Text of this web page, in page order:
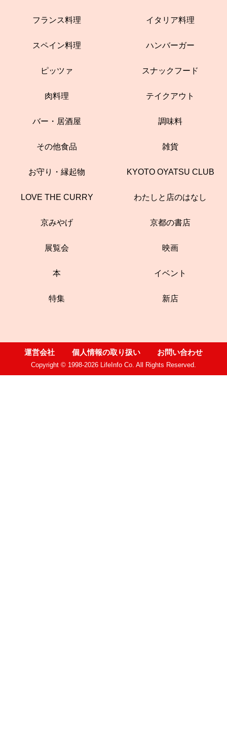
フランス料理 イタリア料理
スペイン料理 ハンバーガー
ピッツァ スナックフード
肉料理 テイクアウト
バー・居酒屋 調味料
その他食品 雑貨
お守り・縁起物 KYOTO OYATSU CLUB
LOVE THE CURRY わたしと店のはなし
京みやげ 京都の書店
展覧会 映画
本 イベント
特集 新店
運営会社 個人情報の取り扱い お問い合わせ
Copyright © 1998-2026 LifeInfo Co. All Rights Reserved.